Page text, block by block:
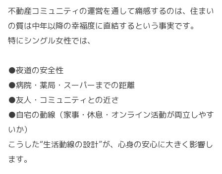
不動産コミュニティの運営を通して痛感するのは、住まい
の質は中年以降の幸福度に直結するという事実です。
特にシングル女性では、
●夜道の安全性
●病院・薬局・スーパーまでの距離
●友人・コミュニティとの近さ
●自宅の動線（家事・休息・オンライン活動が両立しやす
いか）
こうした“生活動線の設計”が、心身の安心に大きく影響し
ます。